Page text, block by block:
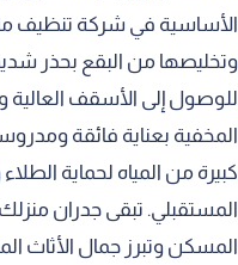
الأساسية في شركة تنظيف
وتخليصها من البقع بحذر
للوصول إلى الأسقف العالية
المخفية بعناية فائقة
كبيرة من المياه لحماية
المستقبلي. تبقى جدران
المسكن وتبرز جمال الأثاث